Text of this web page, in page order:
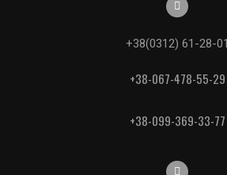
+38(0312) 61-28-01
+38-067-478-55-29
+38-099-369-33-77